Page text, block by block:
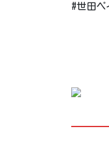
#世田ペ